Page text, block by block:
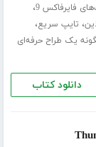
فایرفاکس 9 ،
، تایپ سریع،
یک طراح حرفه‌ای
دانلود کتاب